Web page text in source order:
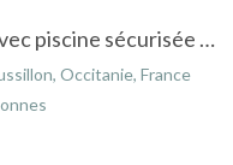
Ancienne bergerie rénonvée avec piscine sécurisée à Sabran dans le Gard en Languedoc-Roussillon
Occitanie, France